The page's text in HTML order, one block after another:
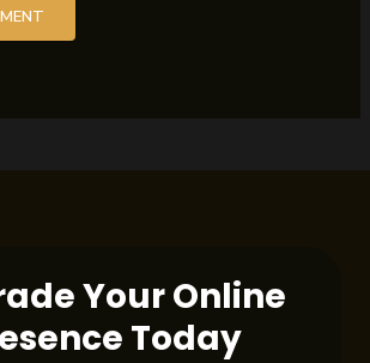
Your Online
Today